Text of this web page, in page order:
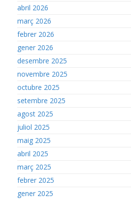
abril 2026
març 2026
febrer 2026
gener 2026
desembre 2025
novembre 2025
octubre 2025
setembre 2025
agost 2025
juliol 2025
maig 2025
abril 2025
març 2025
febrer 2025
gener 2025